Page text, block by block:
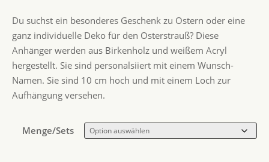
Du suchst ein besonderes Geschenk zu Ostern oder eine
ganz individuelle Deko für den Osterstrauß? Diese
Anhänger werden aus Birkenholz und weißem Acryl
hergestellt. Sie sind personalsiiert mit einem Wunsch-
Namen. Sie sind 10 cm hoch und mit einem Loch zur
Aufhängung versehen.
Menge/Sets